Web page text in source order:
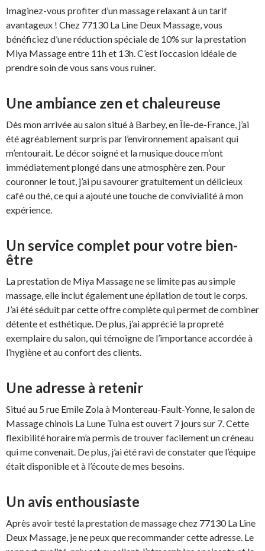
Imaginez-vous profiter d’un massage relaxant à un tarif
avantageux ! Chez 77130 La Line Deux Massage, vous
bénéficiez d’une réduction spéciale de 10% sur la prestation
Miya Massage entre 11h et 13h. C’est l’occasion idéale de
prendre soin de vous sans vous ruiner.
Une ambiance zen et chaleureuse
Dès mon arrivée au salon situé à Barbey, en Île-de-France, j’ai
été agréablement surpris par l’environnement apaisant qui
m’entourait. Le décor soigné et la musique douce m’ont
immédiatement plongé dans une atmosphère zen. Pour
couronner le tout, j’ai pu savourer gratuitement un délicieux
café ou thé, ce qui a ajouté une touche de convivialité à mon
expérience.
Un service complet pour votre bien-
être
La prestation de Miya Massage ne se limite pas au simple
massage, elle inclut également une épilation de tout le corps.
J’ai été séduit par cette offre complète qui permet de combiner
détente et esthétique. De plus, j’ai apprécié la propreté
exemplaire du salon, qui témoigne de l’importance accordée à
l’hygiène et au confort des clients.
Une adresse à retenir
Situé au 5 rue Emile Zola à Montereau-Fault-Yonne, le salon de
Massage chinois La Lune Tuina est ouvert 7 jours sur 7. Cette
flexibilité horaire m’a permis de trouver facilement un créneau
qui me convenait. De plus, j’ai été ravi de constater que l’équipe
était disponible et à l’écoute de mes besoins.
Un avis enthousiaste
Après avoir testé la prestation de massage chez 77130 La Line
Deux Massage, je ne peux que recommander cette adresse. Le